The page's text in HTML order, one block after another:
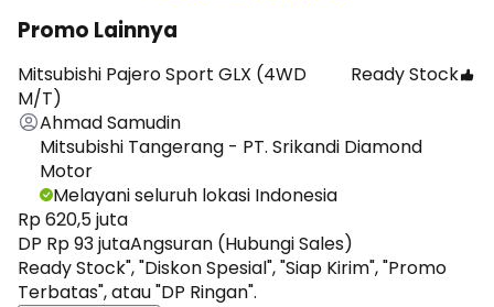
Promo Lainnya
Mitsubishi Pajero Sport GLX (4WD
M/T)
Ready Stock
Ahmad Samudin
Mitsubishi Tangerang - PT. Srikandi Diamond
Motor
Melayani seluruh lokasi Indonesia
Rp 620,5 juta
DP Rp 93 jutaAngsuran (Hubungi Sales)
Ready Stock", "Diskon Spesial", "Siap Kirim", "Promo
Terbatas", atau "DP Ringan".